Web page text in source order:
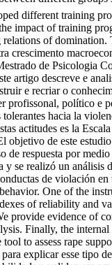
different training
impact of training
of
de Psicologia
descreve e
e recriar o
profissonal, político e
tolerantes hacia la
actitudes es la
de este
respuesta por
realizó un
de violación
One of the
of reliability and
provide evidence of
Finally, the
to assess rape
explicar esse tipo